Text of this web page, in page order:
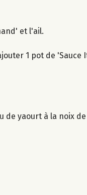
et l'ail.
1 pot de
de yaourt à la noix de